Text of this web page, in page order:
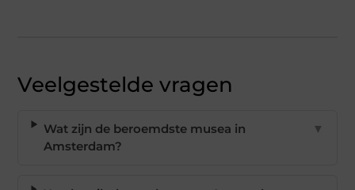
Veelgestelde vragen
Wat zijn de beroemdste musea in
Amsterdam?
▼